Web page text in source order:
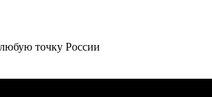
точку России